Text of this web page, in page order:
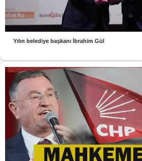
Yılın belediye başkanı İbrahim Gül